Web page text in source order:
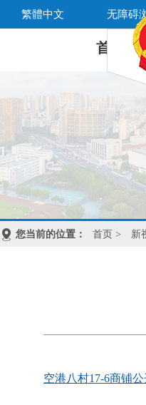
繁體中文 无障碍
首 页
您当前的位置： 首页 > 新
空港八村17-6商铺